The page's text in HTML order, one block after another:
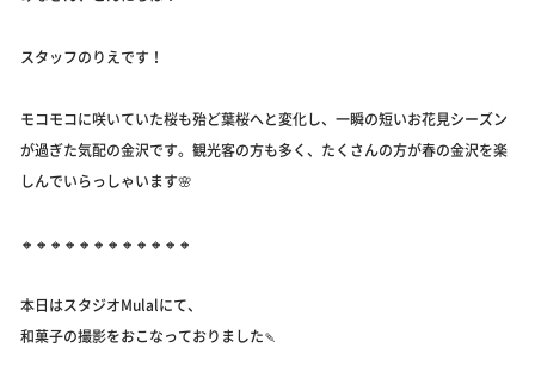
スタッフのりえです！
モコモコに咲いていた桜も殆ど葉桜へと変化し、一瞬の短いお花見シーズン
が過ぎた気配の金沢です。観光客の方も多く、たくさんの方が春の金沢を楽
しんでいらっしゃいます🌸
🔸🔸🔸🔸🔸🔸🔸🔸🔸🔸🔸🔸
本日はスタジオMulalにて、
和菓子の撮影をおこなっておりました🍡